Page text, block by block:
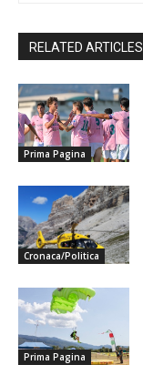
RELATED ARTICLES
Prima Pagina
Cronaca/Politica
Prima Pagina